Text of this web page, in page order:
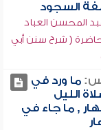
السجود
المحسن العباد
( شرح سنن أبي
ما ورد في
الليل
, ما جاء في